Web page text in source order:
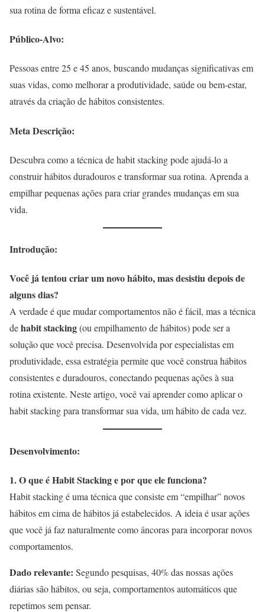
sua rotina de forma eficaz e sustentável.
Público-Alvo:
Pessoas entre 25 e 45 anos, buscando mudanças significativas em
suas vidas, como melhorar a produtividade, saúde ou bem-estar,
através da criação de hábitos consistentes.
Meta Descrição:
Descubra como a técnica de habit stacking pode ajudá-lo a
construir hábitos duradouros e transformar sua rotina. Aprenda a
empilhar pequenas ações para criar grandes mudanças em sua
vida.
Introdução:
Você já tentou criar um novo hábito, mas desistiu depois de
alguns dias?
A verdade é que mudar comportamentos não é fácil, mas a técnica
dehabit stacking(ou empilhamento de hábitos) pode ser a
solução que você precisa. Desenvolvida por especialistas em
produtividade, essa estratégia permite que você construa hábitos
consistentes e duradouros, conectando pequenas ações à sua
rotina existente. Neste artigo, você vai aprender como aplicar o
habit stacking para transformar sua vida, um hábito de cada vez.
Desenvolvimento:
1. O que é Habit Stacking e por que ele funciona?
Habit stacking é uma técnica que consiste em “empilhar” novos
hábitos em cima de hábitos já estabelecidos. A ideia é usar ações
que você já faz naturalmente como âncoras para incorporar novos
comportamentos.
Dado relevante: Segundo pesquisas, 40% das nossas ações
diárias são hábitos, ou seja, comportamentos automáticos que
repetimos sem pensar.